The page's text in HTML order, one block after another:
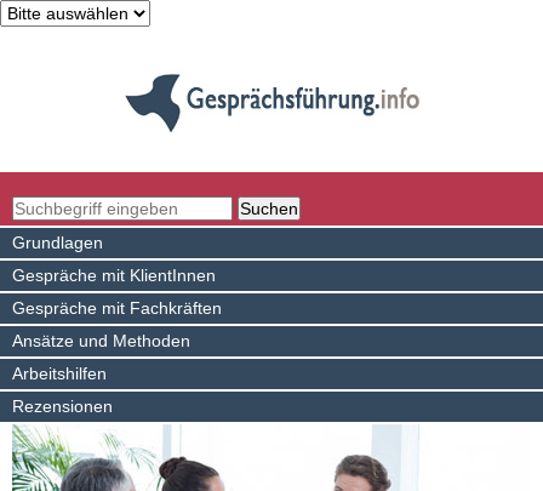
Grundlagen
Gespräche mit KlientInnen
Gespräche mit Fachkräften
Ansätze und Methoden
Arbeitshilfen
Rezensionen